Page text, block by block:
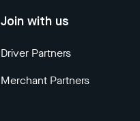
Join with us
Driver Partners
Merchant Partners